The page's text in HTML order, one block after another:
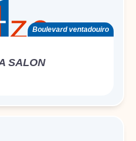
Boulevard ventadouiro
SALON